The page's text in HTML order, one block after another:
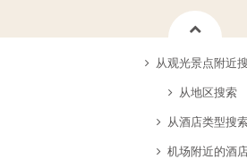
从观光景点附近
从地区搜索
从酒店类型搜
机场附近的酒